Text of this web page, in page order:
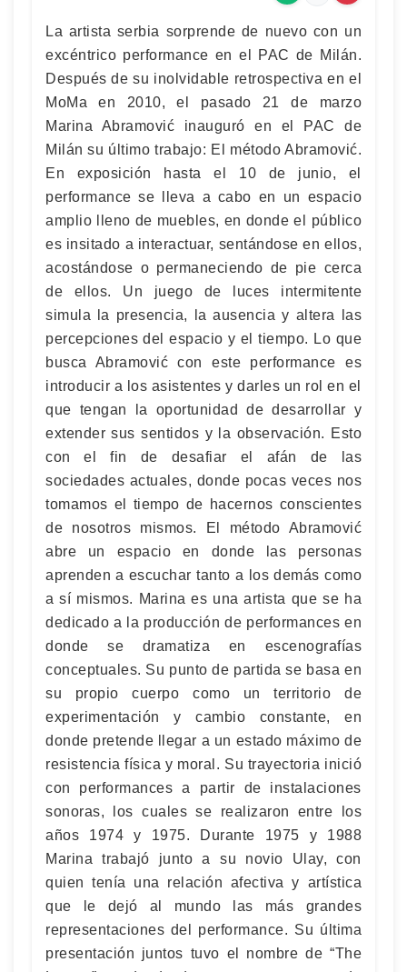
La artista serbia sorprende de nuevo con un
excéntrico performance en el PAC de Milán.
Después de su inolvidable retrospectiva en el
MoMa en 2010, el pasado 21 de marzo
Marina Abramović inauguró en el PAC de
Milán su último trabajo: El método Abramović.
En exposición hasta el 10 de junio, el
performance se lleva a cabo en un espacio
amplio lleno de muebles, en donde el público
es insitado a interactuar, sentándose en ellos,
acostándose o permaneciendo de pie cerca
de ellos. Un juego de luces intermitente
simula la presencia, la ausencia y altera las
percepciones del espacio y el tiempo. Lo que
busca Abramović con este performance es
introducir a los asistentes y darles un rol en el
que tengan la oportunidad de desarrollar y
extender sus sentidos y la observación. Esto
con el fin de desafiar el afán de las
sociedades actuales, donde pocas veces nos
tomamos el tiempo de hacernos conscientes
de nosotros mismos. El método Abramović
abre un espacio en donde las personas
aprenden a escuchar tanto a los demás como
a sí mismos. Marina es una artista que se ha
dedicado a la producción de performances en
donde se dramatiza en escenografías
conceptuales. Su punto de partida se basa en
su propio cuerpo como un territorio de
experimentación y cambio constante, en
donde pretende llegar a un estado máximo de
resistencia física y moral. Su trayectoria inició
con performances a partir de instalaciones
sonoras, los cuales se realizaron entre los
años 1974 y 1975. Durante 1975 y 1988
Marina trabajó junto a su novio Ulay, con
quien tenía una relación afectiva y artística
que le dejó al mundo las más grandes
representaciones del performance. Su última
presentación juntos tuvo el nombre de “The